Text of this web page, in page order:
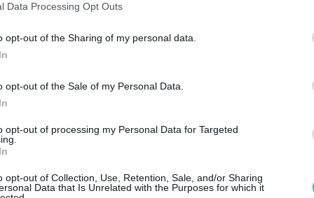
Data Processing Opt Outs
opt-out of the Sharing of my personal data.
opt-out of the Sale of my Personal Data.
opt-out of processing my Personal Data for Targeted
opt-out of Collection, Use, Retention, Sale, and/or Sharing
Data that Is Unrelated with the Purposes for which it
κάθε μήνα καθυστερήσεων της
ευρώ, με αποτέλεσμα η εταιρεία να ζητά
των χωρών που συμμετέχουν στο
Εκτιμάται ότι η πιθανότητες αυτό να
αεροπλάνου Α400Μ απαιτεί ακόμα 11,4 δις
με την εταιρεία να διαθέτει τα 2,4
ποσό, ενώ τα υπόλοιπα 9 δις